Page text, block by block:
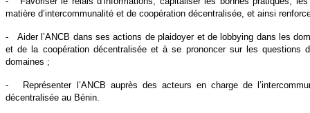
matière d’intercommunalité et de coopération décentralisée, et ainsi
- Aider l’ANCB dans ses actions de plaidoyer et de lobbying dans les
et de la coopération décentralisée et à se prononcer sur les questions
domaines ;
- Représenter l’ANCB auprès des acteurs en charge de
décentralisée au Bénin.